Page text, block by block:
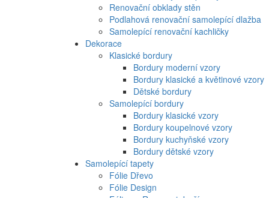
Renovační obklady stěn
Podlahová renovační samolepící dlažba
Samolepící renovační kachličky
Dekorace
Klasické bordury
Bordury moderní vzory
Bordury klasické a květinové vzory
Dětské bordury
Samolepící bordury
Bordury klasické vzory
Bordury koupelnové vzory
Bordury kuchyňské vzory
Bordury dětské vzory
Samolepící tapety
Fólie Dřevo
Fólie Design